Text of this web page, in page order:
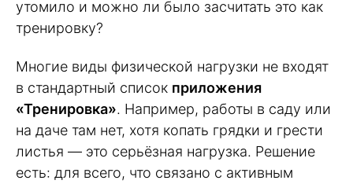
утомило и можно ли было засчитать это как
тренировку?
Многие виды физической нагрузки не входят
в стандартный список приложения
«Тренировка». Например, работы в саду или
на даче там нет, хотя копать грядки и грести
листья — это серьёзная нагрузка. Решение
есть: для всего, что связано с активным